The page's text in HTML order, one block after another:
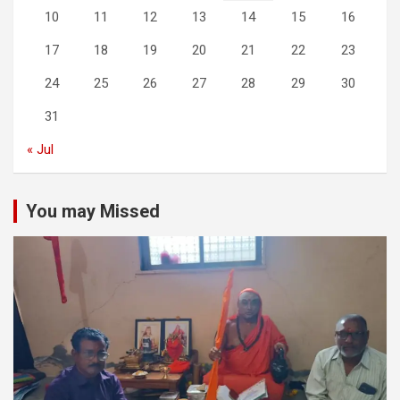
10 11 12 13 14 15 16
17 18 19 20 21 22 23
24 25 26 27 28 29 30
31
« Jul
You may Missed